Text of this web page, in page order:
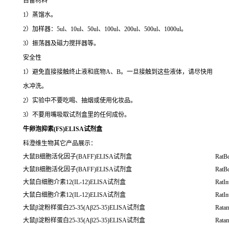
1）蒸馏水。
2）加样器：5ul、10ul、50ul、100ul、200ul、500ul、1000ul。
3）振荡器及磁力搅拌器等。
安全性
1）避免直接接触终止液和底物A、B。一旦接触到这些液体，请尽快用
水冲洗。
2）实验中不要吃喝、抽烟或使用化妆品。
3）不要用嘴吸取试剂盒里的任何成份。
牛卵泡抑素(FS)ELISA试剂盒
科澄维生物其它产品展示：
大鼠B细胞活化因子(BAFF)ELISA试剂盒
大鼠B细胞活化因子(BAFF)ELISA试剂盒
大鼠白细胞介素12(IL-12)ELISA试剂盒
大鼠白细胞介素12(IL-12)ELISA试剂盒
大鼠β淀粉样蛋白25-35(Aβ25-35)ELISA试剂盒
大鼠β淀粉样蛋白25-35(Aβ25-35)ELISA试剂盒